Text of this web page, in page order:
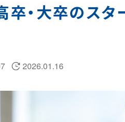
卒・大卒のス
2026.01.16